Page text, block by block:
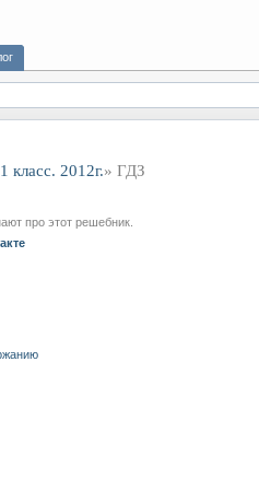
класс. 2012г.» ГДЗ
про этот решебник.